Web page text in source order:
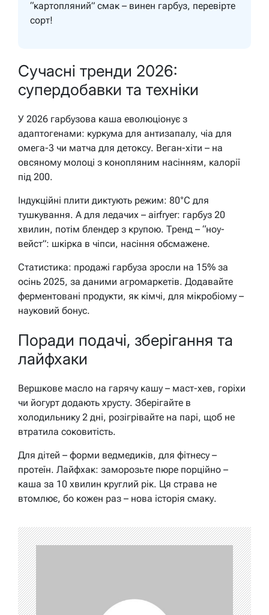
“картопляний” смак – винен гарбуз, перевірте
сорт!
Сучасні тренди 2026:
супердобавки та техніки
У 2026 гарбузова каша еволюціонує з
адаптогенами: куркума для антизапалу, чіа для
омега-3 чи матча для детоксу. Веган-хіти – на
овсяному молоці з конопляним насінням, калорії
під 200.
Індукційні плити диктують режим: 80°C для
тушкування. А для ледачих – airfryer: гарбуз 20
хвилин, потім блендер з крупою. Тренд – “ноу-
вейст”: шкірка в чіпси, насіння обсмажене.
Статистика: продажі гарбуза зросли на 15% за
осінь 2025, за даними агромаркетів. Додавайте
ферментовані продукти, як кімчі, для мікробіому –
науковий бонус.
Поради подачі, зберігання та
лайфхаки
Вершкове масло на гарячу кашу – маст-хев, горіхи
чи йогурт додають хрусту. Зберігайте в
холодильнику 2 дні, розігрівайте на парі, щоб не
втратила соковитість.
Для дітей – форми ведмедиків, для фітнесу –
протеїн. Лайфхак: заморозьте пюре порційно –
каша за 10 хвилин круглий рік. Ця страва не
втомлює, бо кожен раз – нова історія смаку.